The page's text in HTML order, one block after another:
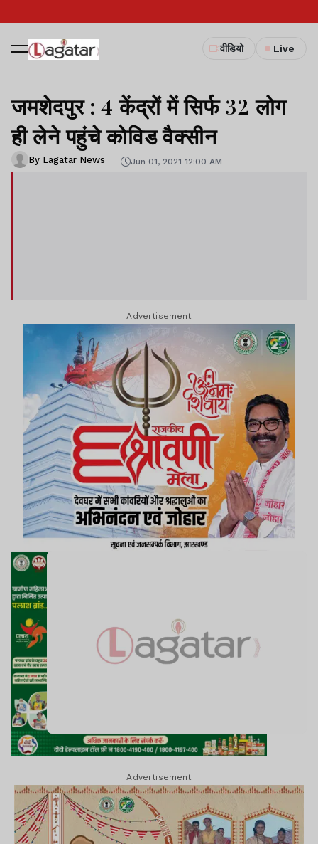
वीडियो Live
जमशेदपुर : 4 केंद्रों में सिर्फ 32 लोग
ही लेने पहुंचे कोविड वैक्सीन
By Lagatar News Jun 01, 2021 12:00 AM
Advertisement
Advertisement